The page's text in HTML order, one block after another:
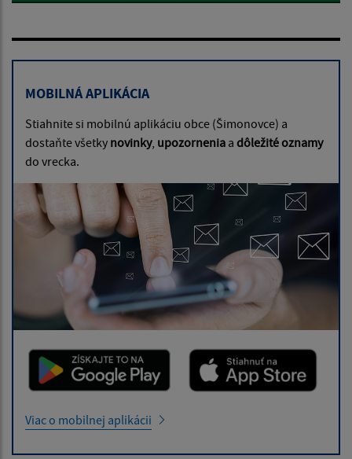
MOBILNÁ APLIKÁCIA
Stiahnite si mobilnú aplikáciu obce (Šimonovce) a
dostaňte všetky novinky, upozornenia a dôležité oznamy
do vrecka.
Viac o mobilnej aplikácii